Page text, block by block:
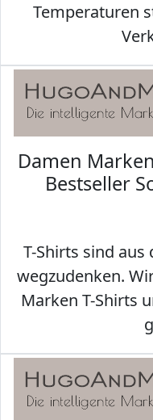
Temperaturen
Damen
Bestseller
T-Shirts sind
wegzudenken.
Marken T-Shirts